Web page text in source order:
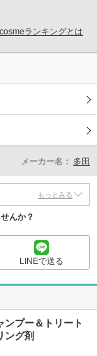
ランキングとは
メーカー名： 多田
もっとみる
んか？
LINEで送る
ンプー＆トリート
ング剤